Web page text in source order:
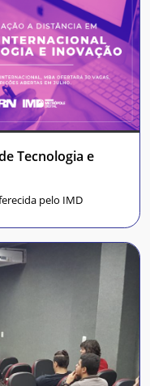
Tecnologia e
pelo IMD